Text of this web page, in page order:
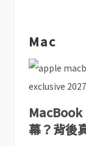
Mac
MacBook
幕？背後